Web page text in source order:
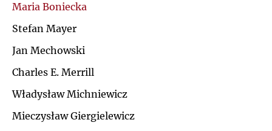
N
Maria Boniecka
Stefan Mayer
Jan Mechowski
Charles E. Merrill
Władysław Michniewicz
Mieczysław Giergielewicz